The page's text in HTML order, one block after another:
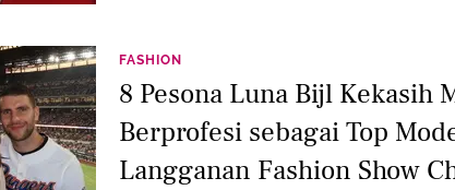
FASHION
8 Pesona Luna Bijl Kekasih
Berprofesi sebagai Top
Langganan Fashion Show